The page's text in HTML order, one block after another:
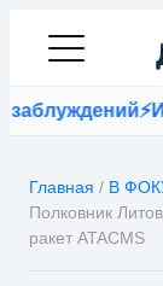
⚡ИИ
Главная / В
Полковник
ракет ATACMS